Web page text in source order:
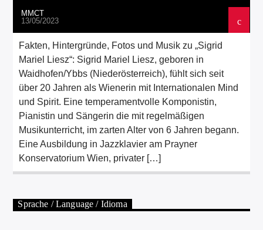
MMCT
13/05/2023
Fakten, Hintergründe, Fotos und Musik zu „Sigrid
Mariel Liesz“: Sigrid Mariel Liesz, geboren in
Waidhofen/Ybbs (Niederösterreich), fühlt sich seit
über 20 Jahren als Wienerin mit Internationalen Mind
und Spirit. Eine temperamentvolle Komponistin,
Pianistin und Sängerin die mit regelmäßigen
Musikunterricht, im zarten Alter von 6 Jahren begann.
Eine Ausbildung in Jazzklavier am Prayner
Konservatorium Wien, privater […]
Sprache / Language / Idioma